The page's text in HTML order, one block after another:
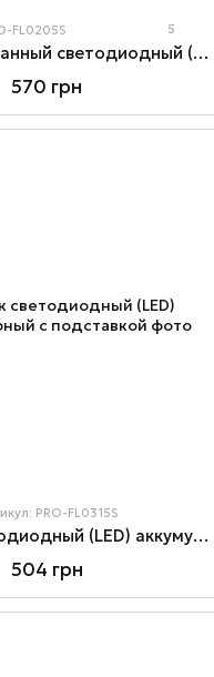
FL0205S 5
Фонарик карманный светодиодный (LED) для ежедневного использования
570 грн
PRO-FL0315S
Фонарик светодиодный (LED) аккумуляторный с подставкой
504 грн